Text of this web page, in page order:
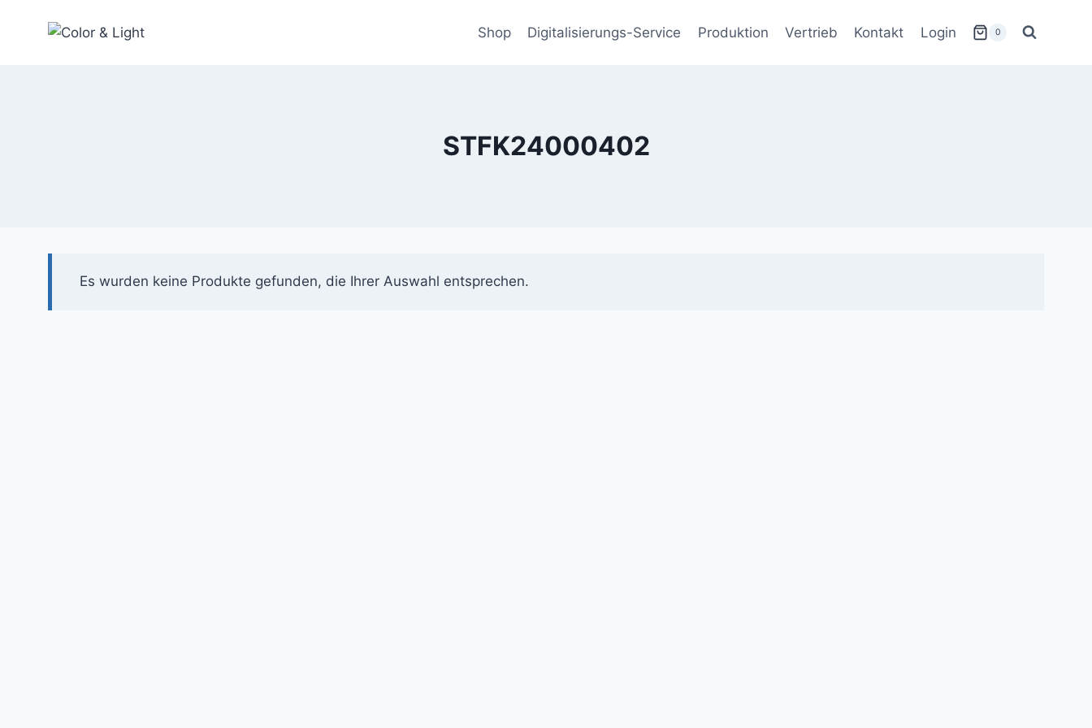
Shop Digitalisierungs-Service Produktion Vertrieb Kontakt Login 0
STFK24000402
Es wurden keine Produkte gefunden, die Ihrer Auswahl entsprechen.